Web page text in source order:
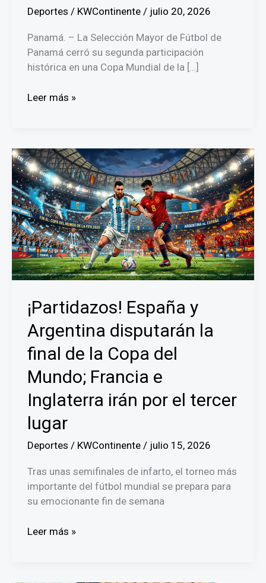
Deportes / KWContinente / julio 20, 2026
Panamá. – La Selección Mayor de Fútbol de
Panamá cerró su segunda participación
histórica en una Copa Mundial de la […]
Panamá
puesto
43
del
Mundial
2026
y
supera
su
registro
de
Rusia
2018
Leer más »
¡Partidazos! España y
Argentina disputarán la
final de la Copa del
Mundo; Francia e
Inglaterra irán por el tercer
lugar
Deportes / KWContinente / julio 15, 2026
Tras unas semifinales de infarto, el torneo más
importante del fútbol mundial se prepara para
su emocionante fin de semana
¡Partidazos!
Leer más »